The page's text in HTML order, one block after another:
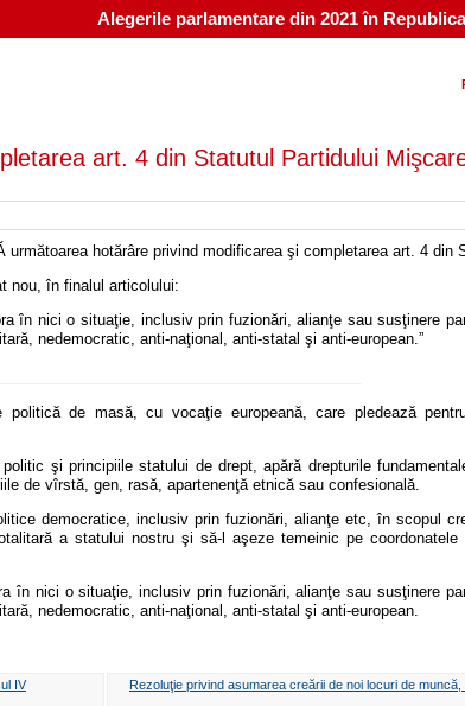
Alegerile parlamentare din 2021 în
art. 4 din Statutul Partidului
hotărâre privind modificarea şi completarea art. 4 din
nou, în finalul articolului:
în nici o situaţie, inclusiv prin fuzionări, alianţe sau susţinere
nedemocratic, anti-naţional, anti-statal şi anti-european.”
de masă, cu vocaţie europeană, care pledează
şi principiile statului de drept, apără drepturile
de vîrstă, gen, rasă, apartenenţă etnică sau confesională.
democratice, inclusiv prin fuzionări, alianţe etc, în scopul
a statului nostru şi să-l aşeze temeinic pe
în nici o situaţie, inclusiv prin fuzionări, alianţe sau susţinere
nedemocratic, anti-naţional, anti-statal şi anti-european.
IV
Rezoluţie privind asumarea creării de noi locuri de muncă,